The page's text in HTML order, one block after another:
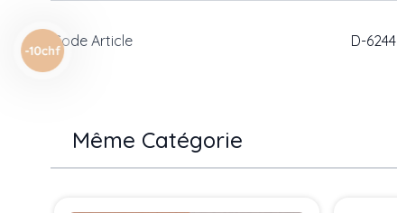
Code Article D-6244
Même Catégorie